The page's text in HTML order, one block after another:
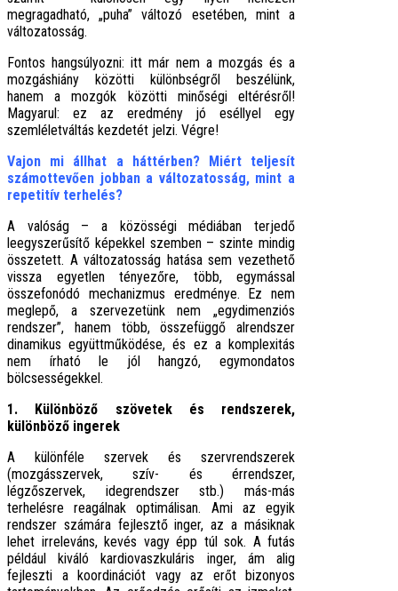
megragadható, „puha” változó esetében, mint a
változatosság.
Fontos hangsúlyozni: itt már nem a mozgás és a
mozgáshiány közötti különbségről beszélünk,
hanem a mozgók közötti minőségi eltérésről!
Magyarul: ez az eredmény jó eséllyel egy
szemléletváltás kezdetét jelzi. Végre!
Vajon mi állhat a háttérben? Miért teljesít
számottevően jobban a változatosság, mint a
repetitív terhelés?
A valóság – a közösségi médiában terjedő
leegyszerűsítő képekkel szemben – szinte mindig
összetett. A változatosság hatása sem vezethető
vissza egyetlen tényezőre, több, egymással
összefonódó mechanizmus eredménye. Ez nem
meglepő, a szervezetünk nem „egydimenziós
rendszer”, hanem több, összefüggő alrendszer
dinamikus együttműködése, és ez a komplexitás
nem írható le jól hangzó, egymondatos
bölcsességekkel.
1. Különböző szövetek és rendszerek,
különböző ingerek
A különféle szervek és szervrendszerek
(mozgásszervek, szív- és érrendszer,
légzőszervek, idegrendszer stb.) más-más
terhelésre reagálnak optimálisan. Ami az egyik
rendszer számára fejlesztő inger, az a másiknak
lehet irreleváns, kevés vagy épp túl sok. A futás
például kiváló kardiovaszkuláris inger, ám alig
fejleszti a koordinációt vagy az erőt bizonyos